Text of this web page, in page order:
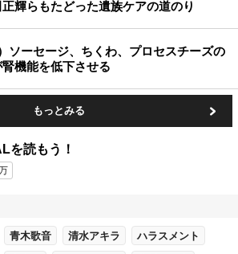
正輝らもたどった遺族ケアの道のり
ソーセージ、ちくわ、プロセスチーズの
機能を低下させる
もっとみる
を読もう！
青木歌音 清水アキラ ハラスメント